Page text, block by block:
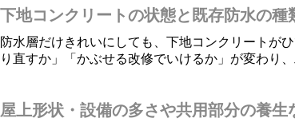
下地コンクリートの状態と既存防水の種
防水層だけきれいにしても、下地コンクリートが
り直すか」「かぶせる改修でいけるか」が変わり
屋上形状・設備の多さや共用部分の養